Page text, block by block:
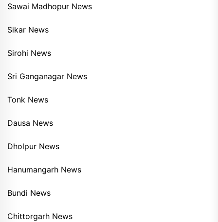
Sawai Madhopur News
Sikar News
Sirohi News
Sri Ganganagar News
Tonk News
Dausa News
Dholpur News
Hanumangarh News
Bundi News
Chittorgarh News